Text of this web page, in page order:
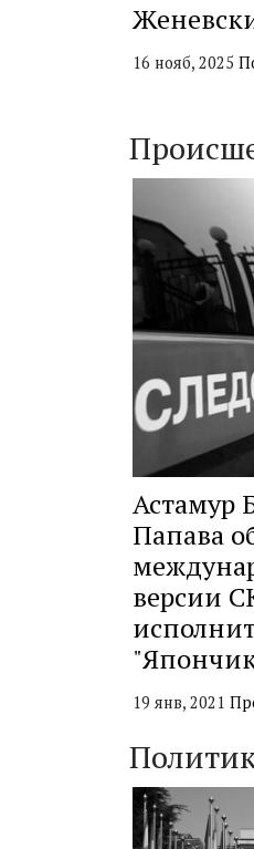
16 нояб, 2025
Астамур
Папава
версии
19 янв, 2021